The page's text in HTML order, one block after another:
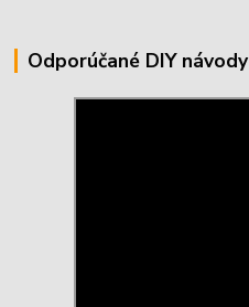
Odporúčané DIY návody